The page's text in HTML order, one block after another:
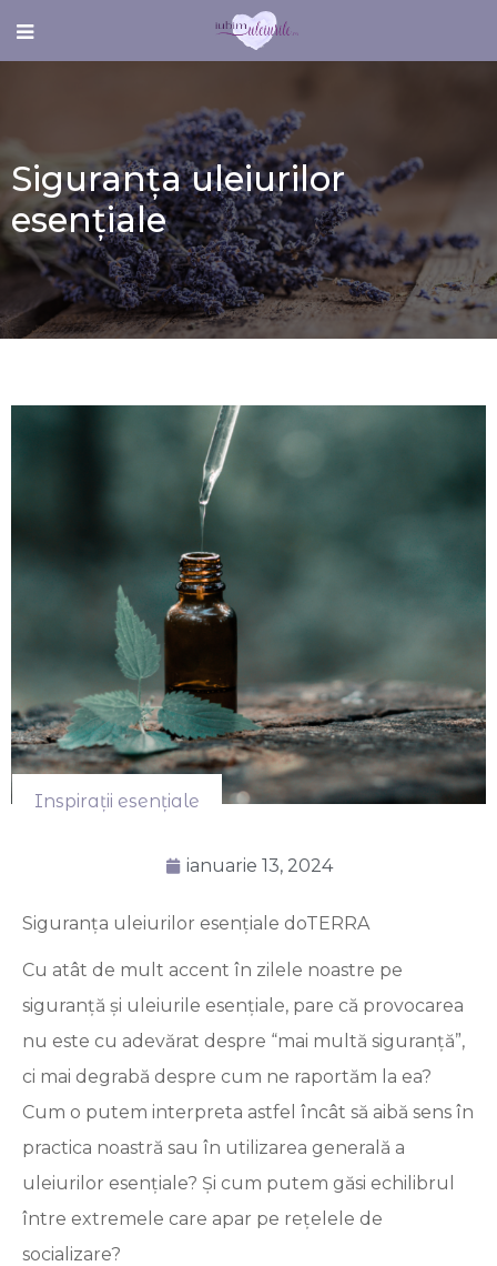
Siguranța uleiurilor
esențiale
Inspirații esențiale
ianuarie 13, 2024
Siguranța uleiurilor esențiale doTERRA
Cu atât de mult accent în zilele noastre pe
siguranță și uleiurile esențiale, pare că provocarea
nu este cu adevărat despre “mai multă siguranță”,
ci mai degrabă despre cum ne raportăm la ea?
Cum o putem interpreta astfel încât să aibă sens în
practica noastră sau în utilizarea generală a
uleiurilor esențiale? Și cum putem găsi echilibrul
între extremele care apar pe rețelele de
socializare?